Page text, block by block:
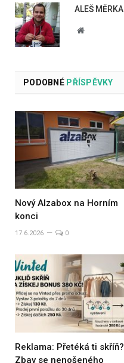
ALEŠ MĚRKA
Website
PODOBNÉPŘÍSPĚVKY
Nový Alzabox na Horním
konci
17.6.2026 0
Reklama: Přetéká ti skříň?
Zbav se nenošeného